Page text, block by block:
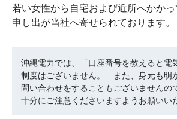
若い女性から自宅および近所へかか
申し出が当社へ寄せられております。
沖縄電力では、「口座番号を教えると電
制度はございません。 また、身元も明
問い合わせをすることもございませんの
十分にご注意くださいますようお願いい